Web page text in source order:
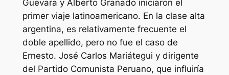
Guevara y Alberto Granado iniciaron el
primer viaje latinoamericano. En la clase alta
argentina, es relativamente frecuente el
doble apellido, pero no fue el caso de
Ernesto. José Carlos Mariátegui y dirigente
del Partido Comunista Peruano, que influiría